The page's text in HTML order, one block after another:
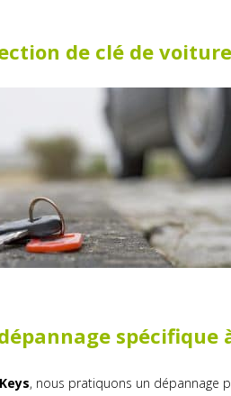
de clé de
spécifique
, nous pratiquons un dépannage